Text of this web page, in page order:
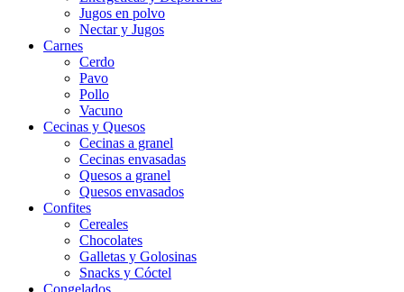
Jugos en polvo
Nectar y Jugos
Carnes
Cerdo
Pavo
Pollo
Vacuno
Cecinas y Quesos
Cecinas a granel
Cecinas envasadas
Quesos a granel
Quesos envasados
Confites
Cereales
Chocolates
Galletas y Golosinas
Snacks y Cóctel
Congelados